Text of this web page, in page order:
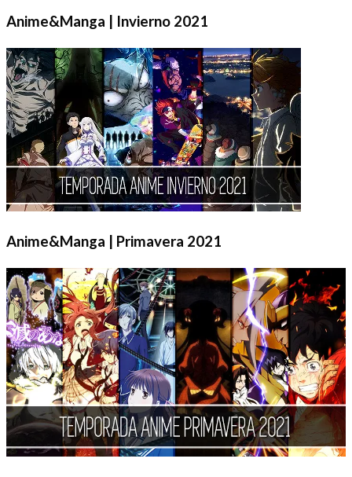
Anime&Manga | Invierno 2021
Anime&Manga | Primavera 2021